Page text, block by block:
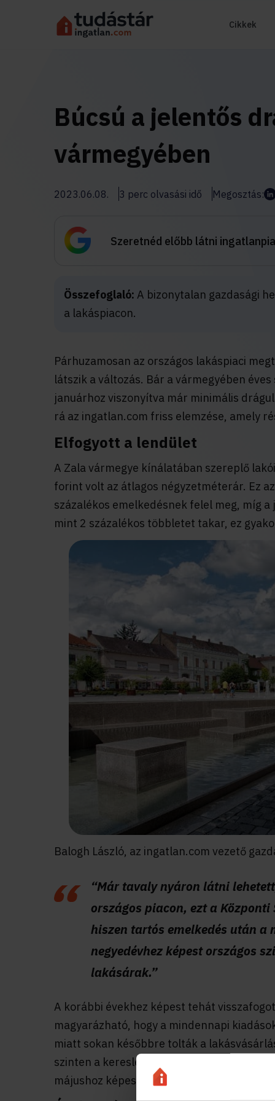
Cikkek
Búcsú a jelentős
vármegyében
2023.06.08. 3 perc olvasási idő Megosztás:
Szeretnéd előbb látni
Összefoglaló: A bizonytalan gazdasági
a lakáspiacon.
Párhuzamosan az országos lakáspiaci
látszik a változás. Bár a vármegyében
januárhoz viszonyítva már minimális
rá az ingatlan.com friss elemzése, amely
Elfogyott a lendület
A Zala vármegye kínálatában szereplő
forint volt az átlagos négyzetméterár. Ez
százalékos emelkedésnek felel meg, míg
mint 2 százalékos többletet takar, ez
Balogh László, az ingatlan.com vezető
“Már tavaly nyáron látni
országos piacon, ezt a
hiszen tartós emelkedés után
negyedévhez képest országos
lakásárak.”
A korábbi évekhez képest tehát
magyarázható, hogy a mindennapi
miatt sokan későbbre tolták a
szinten a kereslet jelentősen csökkent, a
májushoz képest 37 százalékkal bővült a